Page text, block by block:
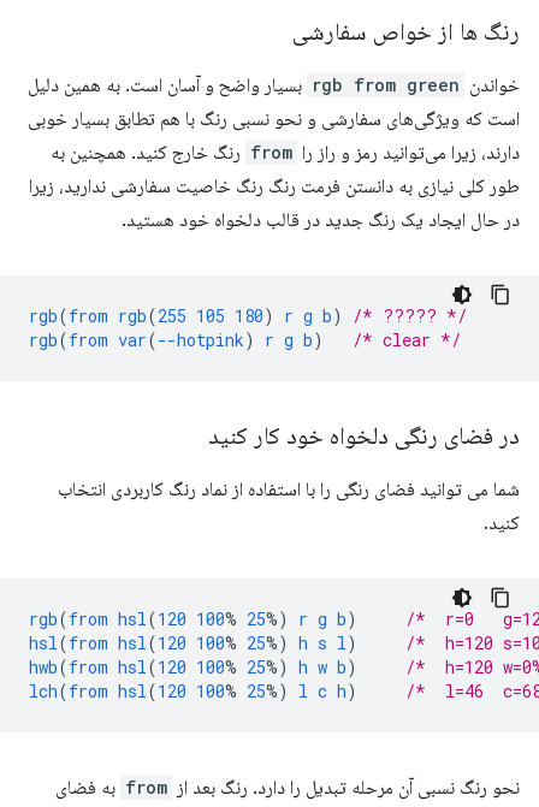
رنگ ها از خواص سفارشی
خواندن rgb from green بسیار واضح و آسان است. به همین دلیل
است که ویژگی‌های سفارشی و نحو نسبی رنگ با هم تطابق بسیار خوبی
دارند، زیرا می‌توانید رمز و راز را from رنگ خارج کنید. همچنین به
طور کلی نیازی به دانستن فرمت رنگ رنگ خاصیت سفارشی ندارید، زیرا
در حال ایجاد یک رنگ جدید در قالب دلخواه خود هستید.
rgb(from rgb(255 105 180) r g b)
/* ????? */
rgb(from var(--hotpink) r g b) /* clear */
در فضای رنگی دلخواه خود کار کنید
شما می توانید فضای رنگی را با استفاده از نماد رنگ کاربردی انتخاب
کنید.
rgb(from hsl (120 100% 25%) r g b)
/*  r=0
hsl (from hsl (120 100% 25%) h s l )
/*  h=120
hwb(from hsl (120 100% 25%) h w b)
/*  h=120
lch(from hsl (120 100% 25%) l c h) /*  l=46
نحو رنگ نسبی آن مرحله تبدیل را دارد. رنگ بعد از from به فضای